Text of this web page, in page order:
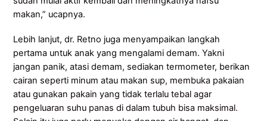
makan,” ucapnya.
Lebih lanjut, dr. Retno juga menyampaikan langkah
pertama untuk anak yang mengalami demam. Yakni
jangan panik, atasi demam, sediakan termometer, berikan
cairan seperti minum atau makan sup, membuka pakaian
atau gunakan pakain yang tidak terlalu tebal agar
pengeluaran suhu panas di dalam tubuh bisa maksimal.